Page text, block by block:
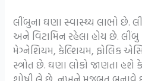
લીંબુના ઘણા સ્વાસ્થ્ય લાભો છે.
અને વિટામિન રહેલા હોય છે. લીંબુ
મેગ્નેશિયમ, કેલ્શિયમ, ફોલિક
સ્ત્રોત છે. ઘણા લોકો જાણતા હશે